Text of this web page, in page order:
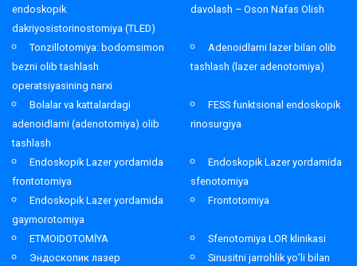
endoskopik
dakriyosistorinostomiya (TLED)
davolash – Oson Nafas Olish
Tonzillotomiya: bodomsimon
bezni olib tashlash
operatsiyasining narxi
Adenoidlarni lazer bilan olib
tashlash (lazer adenotomiya)
Bolalar va kattalardagi
adenoidlarni (adenotomiya) olib
tashlash
FESS funktsional endoskopik
rinosurgiya
Endoskopik Lazer yordamida
frontotomiya
Endoskopik Lazer yordamida
sfenotomiya
Endoskopik Lazer yordamida
gaymorotomiya
Frontotomiya
ETMOIDOTOMİYA
Sfenotomiya LOR klinikasi
Эндоскопик лазер
Sinusitni jarrohlik yo’li bilan